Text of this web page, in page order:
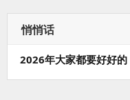
悄悄话
2026年大家都要好好的